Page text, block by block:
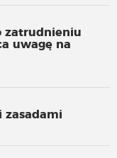
zatrudnieniu
uwagę na
zasadami